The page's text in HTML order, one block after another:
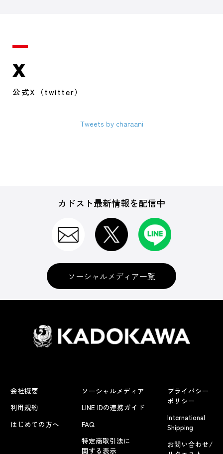
X
公式X（twitter）
Tweets by charaani
カドスト最新情報を配信中
ソーシャルメディア一覧
会社概要
利用規約
はじめての方へ
ソーシャルメディア
LINE IDの連携ガイド
FAQ
特定商取引法に
関する表示
プライバシー
ポリシー
International
Shipping
お問い合わせ/